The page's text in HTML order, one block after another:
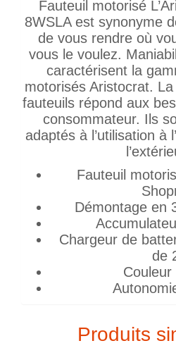
Fauteuil motorisé
8WSLA est synonyme
de vous rendre où
vous le voulez.
caractérisent la
motorisés Aristocrat.
fauteuils répond aux
consommateur. Ils
adaptés à l’utilisation à
Fauteuil
Démontage en
Chargeur de
de
Produits